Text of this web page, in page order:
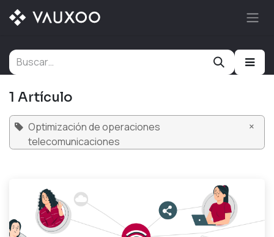
Ir al contenido
1 Artículo
Optimización de operaciones
telecomunicaciones
×